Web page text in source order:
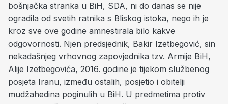
bošnjačka stranka u BiH, SDA, ni do danas se nije
ogradila od svetih ratnika s Bliskog istoka, nego ih je
kroz sve ove godine amnestirala bilo kakve
odgovornosti. Njen predsjednik, Bakir Izetbegović, sin
nekadašnjeg vrhovnog zapovjednika tzv. Armije BiH,
Alije Izetbegovića, 2016. godine je tijekom službenog
posjeta Iranu, između ostalih, posjetio i obitelji
mudžahedina poginulih u BiH. U predmetima protiv